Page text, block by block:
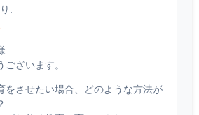
:
ざいます。
をさせたい場合、どのような方法が